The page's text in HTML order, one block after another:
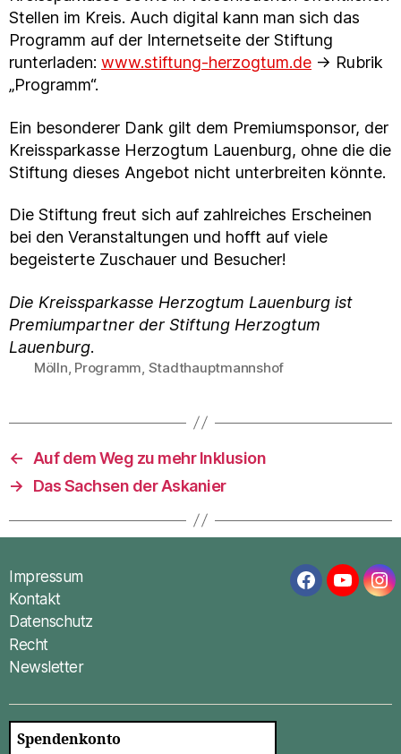
Stellen im Kreis. Auch digital kann man sich das
Programm auf der Internetseite der Stiftung
runterladen: www.stiftung-herzogtum.de → Rubrik
„Programm“.
Ein besonderer Dank gilt dem Premiumsponsor, der
Kreissparkasse Herzogtum Lauenburg, ohne die die
Stiftung dieses Angebot nicht unterbreiten könnte.
Die Stiftung freut sich auf zahlreiches Erscheinen
bei den Veranstaltungen und hofft auf viele
begeisterte Zuschauer und Besucher!
Die Kreissparkasse Herzogtum Lauenburg ist
Premiumpartner der Stiftung Herzogtum
Lauenburg.
Schlagwörter
Mölln Programm Stadthauptmannshof
←
Auf dem Weg zu mehr Inklusion
→
Das Sachsen der Askanier
Impressum
Kontakt
Datenschutz
Recht
Newsletter
Facebook
Spendenkonto